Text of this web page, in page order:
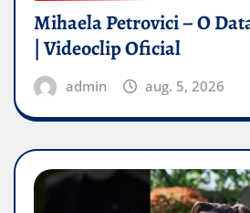
Mihaela Petrovici – O
| Videoclip Oficial
admin aug. 5, 2026